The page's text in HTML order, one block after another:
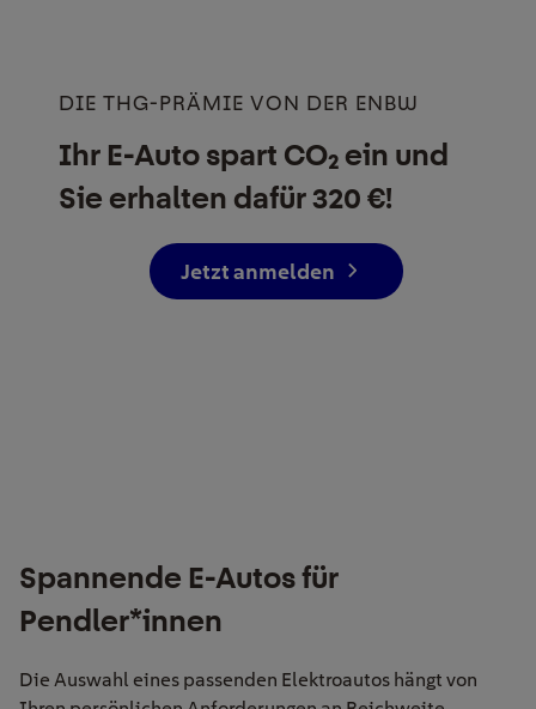
DIE THG-PRÄMIE VON DER ENBW
Ihr E-Auto spart CO₂ ein und
Sie erhalten dafür 320 €!
Jetzt anmelden
Spannende E-Autos für
Pendler*innen
Die Auswahl eines passenden Elektroautos hängt von